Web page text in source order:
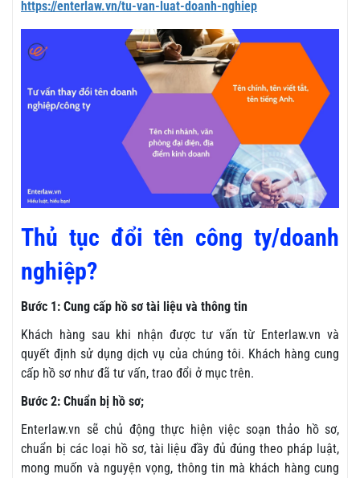
https://enterlaw.vn/tu-van-luat-doanh-nghiep
Thủ tục đổi tên công ty/doanh
nghiệp?
Bước 1: Cung cấp hồ sơ tài liệu và thông tin
Khách hàng sau khi nhận được tư vấn từ Enterlaw.vn và
quyết định sử dụng dịch vụ của chúng tôi. Khách hàng cung
cấp hồ sơ như đã tư vấn, trao đổi ở mục trên.
Bước 2: Chuẩn bị hồ sơ;
Enterlaw.vn sẽ chủ động thực hiện việc soạn thảo hồ sơ,
chuẩn bị các loại hồ sơ, tài liệu đầy đủ đúng theo pháp luật,
mong muốn và nguyện vọng, thông tin mà khách hàng cung